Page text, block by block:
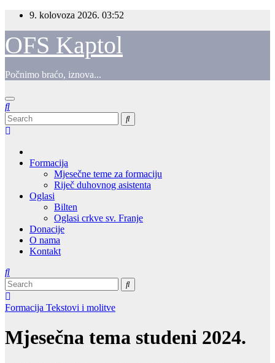
Skip
content
9. kolovoza 2026. 03:52
OFS Kaptol
Počnimo braćo, iznova...
Formacija
Mjesečne teme za formaciju
Riječ duhovnog asistenta
Oglasi
Bilten
Oglasi crkve sv. Franje
Donacije
O nama
Kontakt
Formacija Tekstovi i molitve
Mjesečna tema studeni 2024.